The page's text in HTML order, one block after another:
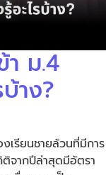
ม.4
าง?
เรียนชายล้วนที่มีการ
จากปีล่าสุดมีอัตรา